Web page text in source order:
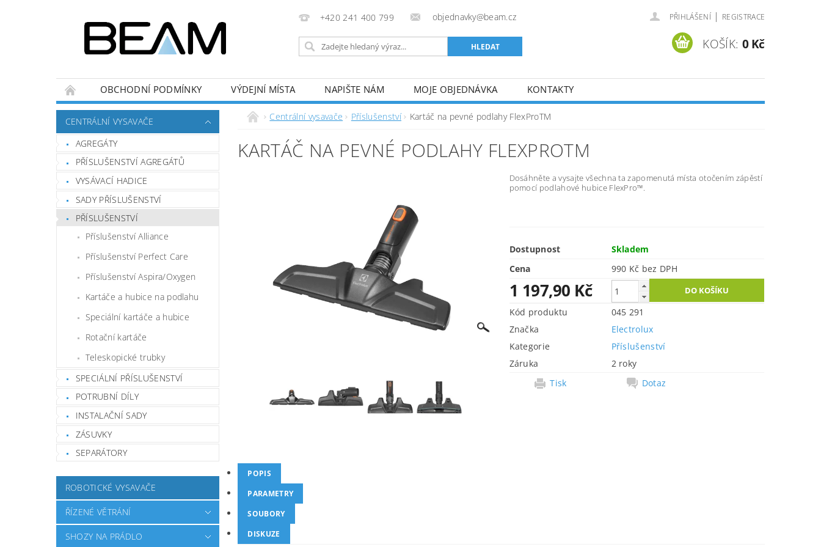
+420 241 400 799 objednavky@beam.cz PŘIHLÁŠENÍ | REGISTRACE
KOŠÍK: 0 Kč
OBCHODNÍ PODMÍNKY VÝDEJNÍ MÍSTA NAPIŠTE NÁM MOJE OBJEDNÁVKA KONTAKTY
CENTRÁLNÍ VYSAVAČE
AGREGÁTY
PŘÍSLUŠENSTVÍ AGREGÁTŮ
VYSÁVACÍ HADICE
SADY PŘÍSLUŠENSTVÍ
PŘÍSLUŠENSTVÍ
Příslušenství Alliance
Příslušenství Perfect Care
Příslušenství Aspira/Oxygen
Kartáče a hubice na podlahu
Speciální kartáče a hubice
Rotační kartáče
Teleskopické trubky
SPECIÁLNÍ PŘÍSLUŠENSTVÍ
POTRUBNÍ DÍLY
INSTALAČNÍ SADY
ZÁSUVKY
SEPARÁTORY
ROBOTICKÉ VYSAVAČE
ŘÍZENÉ VĚTRÁNÍ
SHOZY NA PRÁDLO
Centrální vysavače Příslušenství Kartáč na pevné podlahy FlexProTM
KARTÁČ NA PEVNÉ PODLAHY FLEXPROTM
Dosáhněte a vysajte všechna ta zapomenutá místa otočením zápěstí
pomocí podlahové hubice FlexPro™.
Dostupnost
Skladem
Cena
990 Kč bez DPH
1 197,90 Kč
Kód produktu
045 291
Značka
Electrolux
Kategorie
Příslušenství
Záruka
2 roky
Tisk
Dotaz
POPIS
PARAMETRY
SOUBORY
DISKUZE